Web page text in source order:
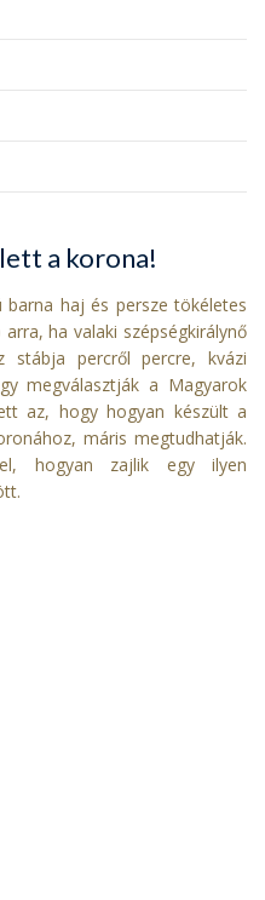
a korona!
haj és persze tökéletes
ha valaki szépségkirálynő
stábja percről percre, kvázi
megválasztják a Magyarok
az, hogy hogyan készült a
máris megtudhatják.
hogyan zajlik egy ilyen